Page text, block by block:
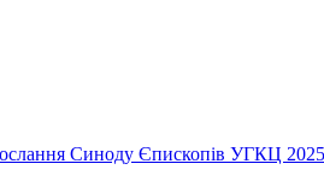
Синоду Єпископів УГКЦ